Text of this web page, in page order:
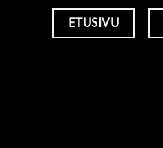
ETUSIVU